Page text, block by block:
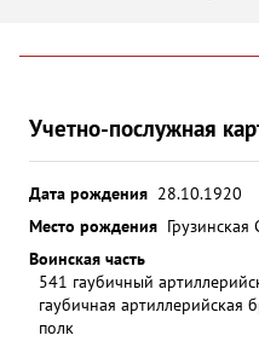
Учетно-послужная
Дата рождения 28.10.1920
Место рождения Грузинская
Воинская часть
541 гаубичный
гаубичная артиллерийская
полк